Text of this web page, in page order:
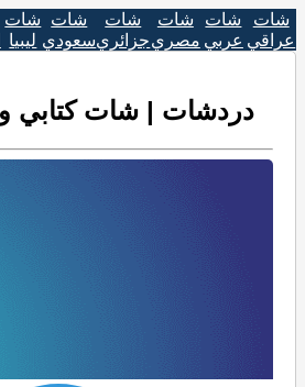
شات
عراقي
شات
عربي
شات
مصري
شات
جزائري
شات
سعودي
شات
ليبيا
دردشات | شات كتابي